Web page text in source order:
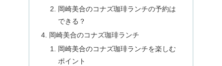
岡崎美合のコナズ珈琲ランチの予約は
できる？
岡崎美合のコナズ珈琲ランチ
岡崎美合のコナズ珈琲ランチを楽しむ
ポイント